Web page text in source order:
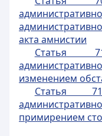
акта амнистии
Статья
изменением
Статья
примирением